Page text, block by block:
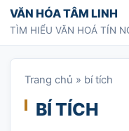
Chuyển tới nội dung
VĂN HÓA TÂM LINH
TÌM HIỂU VĂN HOÁ TÍN
Trang chủ » bí tích
BÍ TÍCH